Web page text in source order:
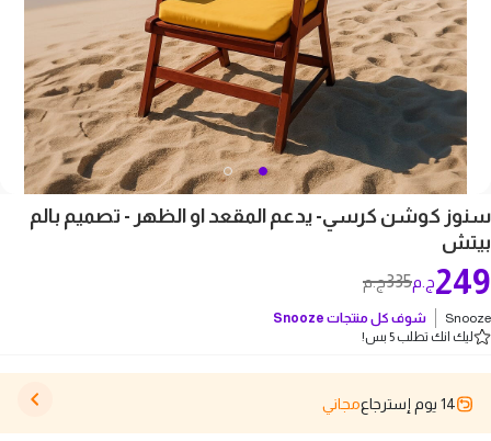
سنوز كوشن كرسي- يدعم المقعد او الظهر - تصميم بالم
بيتش
335ج.م 249ج.م
Snooze شوف كل منتجات Snooze
ليك انك تطلب 5 بس!
14 يوم إسترجاع مجاني